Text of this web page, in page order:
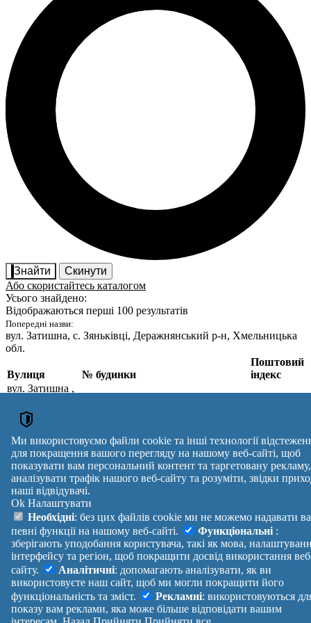
Знайти
Скинути
Або скористайтесь каталогом
Усього знайдено:
Відображаються перші 100 результатів
Попередні назви:
вул. Затишна, с. Зяньківці, Деражнянський р-н, Хмельницька
обл.
Поштові індекси України. Оновлено : 07-08-2026.
Вулиця № будинки
Поштовий
індекс
вул. Затишна ,
Хмельницький
р-н,
Хмельницька
обл.
34, 35, 36, 37, 38, 39, 40, 41
Вулиця № будинків
Індекс
reklama
Правила
Допомога
Платні
послуги
Політика
конфіденційності
Маніфест
Про проект
Зворотній
зв'язок
Україна
Увійти|
Вихід
Ми використовуємо файли cookie та інші технології
для покращення вашого перегляду на нашому веб-сайті, щоб
показувати вам персональний контент та таргетовану рекламу,
аналізувати трафік нашого веб-сайту та розуміти, звідки
наші відвідувачі.
Ok Налаштувати
Необхідні: без цих файлів cookie ми не можемо надавати
певні функції на нашому веб-сайті.
Функціональні :
зберігають уподобання користувача, такі як мова,
інтерфейсу та регіон, щоб покращити досвід використання
сайту.
Аналітичні: допомагають аналізувати, як ви
використовуєте наш сайт, щоб ми могли покращити його
функціональність та зміст.
Рекламні: використовуються
показу вам реклами, яка може більше відповідати вашим